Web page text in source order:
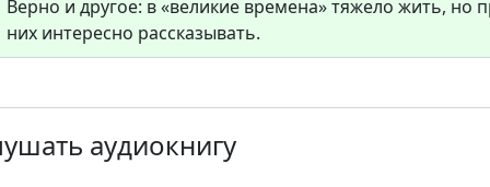
Верно и другое: в «великие времена» тяжело жить, но
них интересно рассказывать.
аудиокнигу